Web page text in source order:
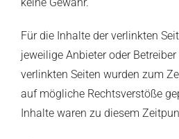
keine Gewähr.
Für die Inhalte der verlinkten
jeweilige Anbieter oder
verlinkten Seiten wurden zum
auf mögliche Rechtsverstöße
Inhalte waren zu diesem